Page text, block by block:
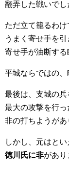
翻弄した戦いでし
ただ立て籠るわけ
うまく寄せ手を引
寄せ手が油断する
平城ならではの、
最後は、支城の兵
最大の攻撃を行っ
非の打ちようがあ
しかし、元はと
徳川氏に非があり